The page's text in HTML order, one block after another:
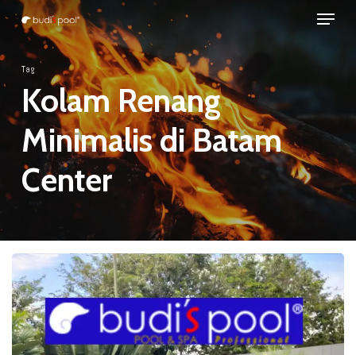
Skip
main
content
Menu
Tag
Kolam Renang
Minimalis di Batam
Center
JASA
KONTRAKTOR
KOLAM
RENANG